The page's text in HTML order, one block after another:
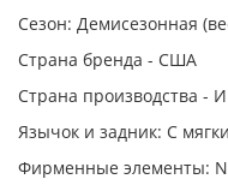
Сезон: Демисезонная
Страна бренда - США
Страна производства -
Язычок и задник: С
Фирменные элементы: